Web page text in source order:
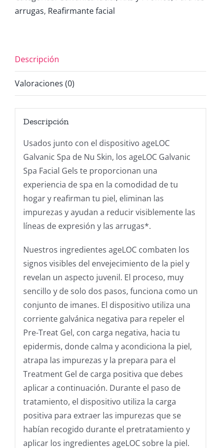
para
3
cajas
arrugas, Reafirmante facial
Descripción
Valoraciones (0)
Descripción
Usados junto con el dispositivo ageLOC
Galvanic Spa de Nu Skin, los ageLOC Galvanic
Spa Facial Gels te proporcionan una
experiencia de spa en la comodidad de tu
hogar y reafirman tu piel, eliminan las
impurezas y ayudan a reducir visiblemente las
líneas de expresión y las arrugas*.
Nuestros ingredientes ageLOC combaten los
signos visibles del envejecimiento de la piel y
revelan un aspecto juvenil. El proceso, muy
sencillo y de solo dos pasos, funciona como un
conjunto de imanes. El dispositivo utiliza una
corriente galvánica negativa para repeler el
Pre-Treat Gel, con carga negativa, hacia tu
epidermis, donde calma y acondiciona la piel,
atrapa las impurezas y la prepara para el
Treatment Gel de carga positiva que debes
aplicar a continuación. Durante el paso de
tratamiento, el dispositivo utiliza la carga
positiva para extraer las impurezas que se
habían recogido durante el pretratamiento y
aplicar los ingredientes ageLOC sobre la piel.